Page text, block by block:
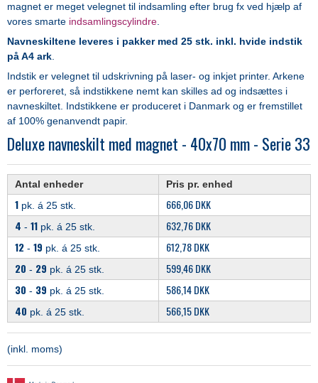
magnet er meget velegnet til indsamling efter brug fx ved hjælp af
vores smarte indsamlingscylindre
Navneskiltene leveres i pakker med 25 stk. inkl. hvide indstik
på A4 ark
Indstik er velegnet til udskrivning på laser- og inkjet printer. Arkene
er perforeret, så indstikkene nemt kan skilles ad og indsættes i
navneskiltet. Indstikkene er produceret i Danmark og er fremstillet
af 100% genanvendt papir.
Deluxe navneskilt med magnet - 40x70 mm - Serie 33
Antal enheder Pris pr. enhed
1 pk. á 25 stk.
666,06 DKK
4 - 11 pk. á 25 stk.
632,76 DKK
12 - 19 pk. á 25 stk.
612,78 DKK
20 - 29 pk. á 25 stk.
599,46 DKK
30 - 39 pk. á 25 stk.
586,14 DKK
40 pk. á 25 stk. 566,15 DKK
(inkl. moms)